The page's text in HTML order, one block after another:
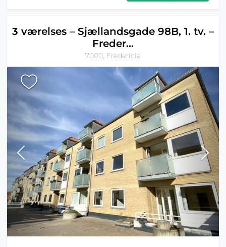
3 værelses – Sjællandsgade 98B, 1. tv. –
Freder...
7000, Fredericia